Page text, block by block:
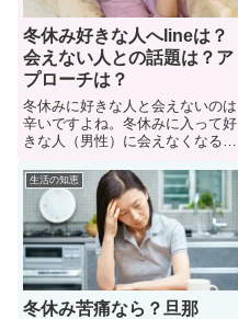
冬休み好きな人へlineは？
会えない人との話題は？ア
プローチは？
冬休みに好きな人と会えないのは
辛いですよね。冬休みに入って好
きな人（男性）に会えなくなるか
む女子学生も多い。では、冬休み
好きな人へlineして連絡を取って
も良いのか？色々な人に意見を聞
いてみた。また、ここでは、冬休
み中に会えない人とラインで会話
する際の話題について紹介。
生活の知恵
冬休み苦痛なら？旦那